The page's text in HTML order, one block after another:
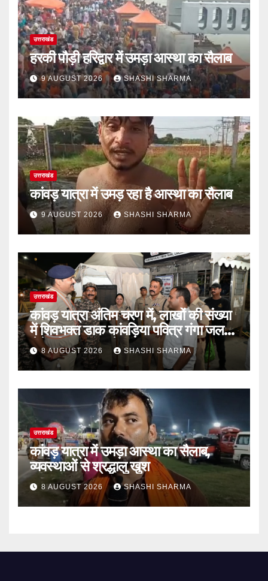
उत्तराखंड
हरकी पौड़ी हरिद्वार में उमड़ा आस्था का सैलाब
9 AUGUST 2026 SHASHI SHARMA
उत्तराखंड
कांवड़ यात्रा में उमड़ रहा है आस्था का सैलाब
9 AUGUST 2026 SHASHI SHARMA
उत्तराखंड
कांवड़ यात्रा अंतिम चरण में, लाखों की संख्या
में शिवभक्त डाक कांवड़िया पवित्र गंगा जल
लेने हरिद्वार पहुंच रहे
8 AUGUST 2026 SHASHI SHARMA
उत्तराखंड
कांवड़ यात्रा में उमड़ा आस्था का सैलाब,
व्यवस्थाओं से श्रद्धालु खुश
8 AUGUST 2026 SHASHI SHARMA